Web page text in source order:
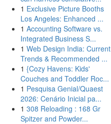
1 Exclusive Picture Booths
Los Angeles: Enhanced ...
1 Accounting Software vs.
Integrated Business S...
1 Web Design India: Current
Trends & Recommended ...
1 {Cozy Havens: Kids'
Couches and Toddler Roc...
1 Pesquisa Genial/Quaest
2026: Cenário Inicial pa...
1 308 Reloading : 168 Gr
Spitzer and Powder...